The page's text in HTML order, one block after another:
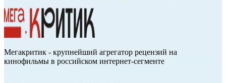
Мегакритик - крупнейший агрегатор рецензий на
кинофильмы в российском интернет-сегменте